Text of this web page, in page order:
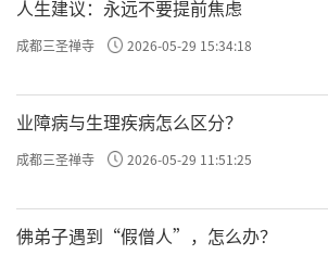
人生建议：永远不要提前焦虑
成都三圣禅寺 2026-05-29 15:34:18
业障病与生理疾病怎么区分？
成都三圣禅寺 2026-05-29 11:51:25
佛弟子遇到“假僧人”，怎么办？